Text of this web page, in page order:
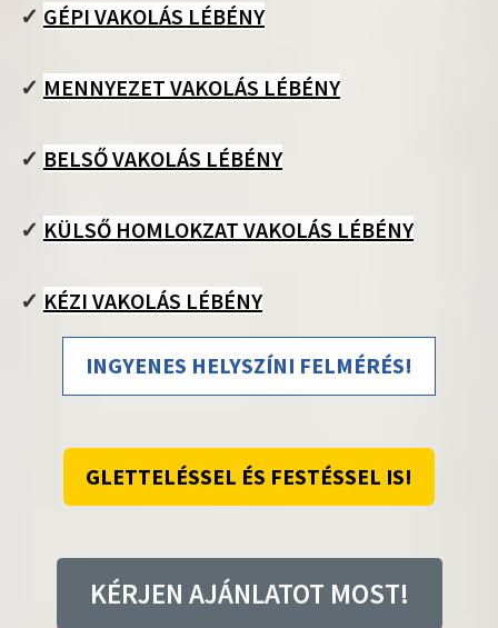
✓ GÉPI VAKOLÁS LÉBÉNY
✓ MENNYEZET VAKOLÁS LÉBÉNY
✓ BELSŐ VAKOLÁS LÉBÉNY
✓ KÜLSŐ HOMLOKZAT VAKOLÁS LÉBÉNY
✓ KÉZI VAKOLÁS LÉBÉNY
INGYENES HELYSZÍNI FELMÉRÉS!
GLETTELÉSSEL ÉS FESTÉSSEL IS!
KÉRJEN AJÁNLATOT MOST!